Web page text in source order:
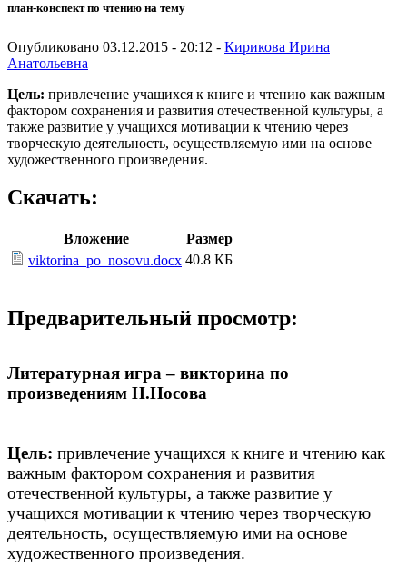
план-конспект по чтению на тему
Опубликовано 03.12.2015 - 20:12 - Кирикова Ирина
Анатольевна
Цель: привлечение учащихся к книге и чтению как важным
фактором сохранения и развития отечественной культуры, а
также развитие у учащихся мотивации к чтению через
творческую деятельность, осуществляемую ими на основе
художественного произведения.
Скачать:
Вложение
Размер
viktorina_po_nosovu.docx 40.8 КБ
Предварительный просмотр:
Литературная игра – викторина по
произведениям Н.Носова
Цель: привлечение учащихся к книге и чтению как
важным фактором сохранения и развития
отечественной культуры, а также развитие у
учащихся мотивации к чтению через творческую
деятельность, осуществляемую ими на основе
художественного произведения.